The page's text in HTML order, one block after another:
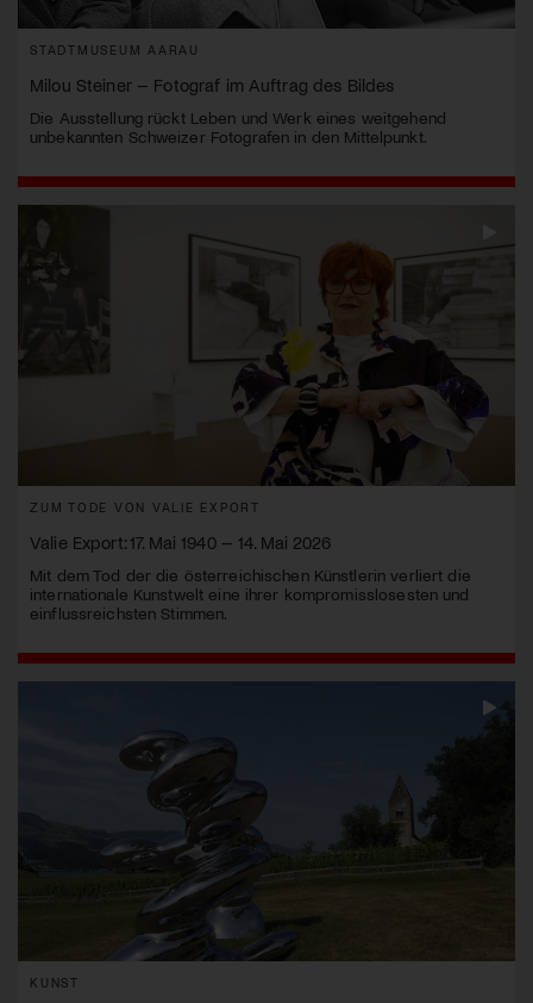
STADTMUSEUM AARAU
Milou Steiner – Fotograf im Auftrag des Bildes
Die Ausstellung rückt Leben und Werk eines weitgehend
unbekannten Schweizer Fotografen in den Mittelpunkt.
ZUM TODE VON VALIE EXPORT
Valie Export: 17. Mai 1940 – 14. Mai 2026
Mit dem Tod der die österreichischen Künstlerin verliert die
internationale Kunstwelt eine ihrer kompromisslosesten und
einflussreichsten Stimmen.
KUNST